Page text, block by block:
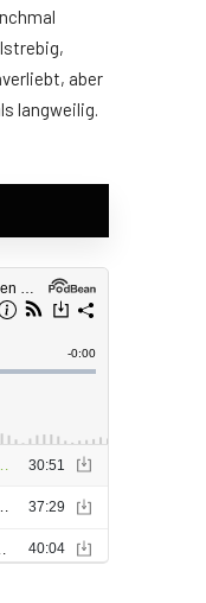
aber
langweilig.